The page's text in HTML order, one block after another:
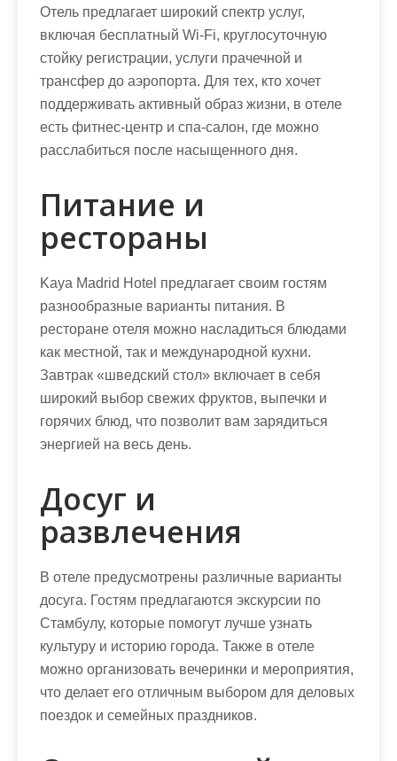
Отель предлагает широкий спектр услуг,
включая бесплатный Wi-Fi, круглосуточную
стойку регистрации, услуги прачечной и
трансфер до аэропорта. Для тех, кто хочет
поддерживать активный образ жизни, в отеле
есть фитнес-центр и спа-салон, где можно
расслабиться после насыщенного дня.
Питание и
рестораны
Kaya Madrid Hotel предлагает своим гостям
разнообразные варианты питания. В
ресторане отеля можно насладиться блюдами
как местной, так и международной кухни.
Завтрак «шведский стол» включает в себя
широкий выбор свежих фруктов, выпечки и
горячих блюд, что позволит вам зарядиться
энергией на весь день.
Досуг и
развлечения
В отеле предусмотрены различные варианты
досуга. Гостям предлагаются экскурсии по
Стамбулу, которые помогут лучше узнать
культуру и историю города. Также в отеле
можно организовать вечеринки и мероприятия,
что делает его отличным выбором для деловых
поездок и семейных праздников.